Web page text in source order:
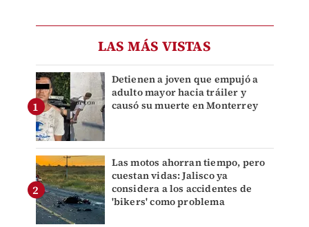
LAS MÁS VISTAS
Detienen a joven que empujó a
adulto mayor hacia tráiler y
causó su muerte en Monterrey
Las motos ahorran tiempo, pero
cuestan vidas: Jalisco ya
considera a los accidentes de
'bikers' como problema